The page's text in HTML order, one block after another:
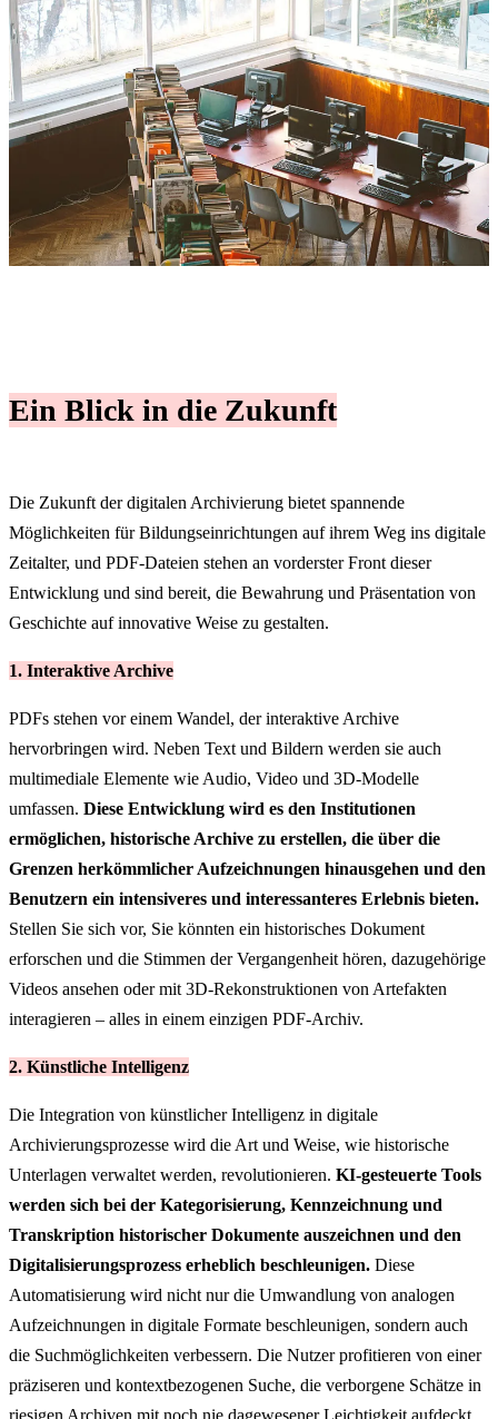
Ein Blick in die Zukunft
Die Zukunft der digitalen Archivierung bietet spannende
Möglichkeiten für Bildungseinrichtungen auf ihrem Weg ins digitale
Zeitalter, und PDF-Dateien stehen an vorderster Front dieser
Entwicklung und sind bereit, die Bewahrung und Präsentation von
Geschichte auf innovative Weise zu gestalten.
1. Interaktive Archive
PDFs stehen vor einem Wandel, der interaktive Archive
hervorbringen wird. Neben Text und Bildern werden sie auch
multimediale Elemente wie Audio, Video und 3D-Modelle
umfassen. Diese Entwicklung wird es den Institutionen
ermöglichen, historische Archive zu erstellen, die über die
Grenzen herkömmlicher Aufzeichnungen hinausgehen und den
Benutzern ein intensiveres und interessanteres Erlebnis bieten.
Stellen Sie sich vor, Sie könnten ein historisches Dokument
erforschen und die Stimmen der Vergangenheit hören, dazugehörige
Videos ansehen oder mit 3D-Rekonstruktionen von Artefakten
interagieren – alles in einem einzigen PDF-Archiv.
2. Künstliche Intelligenz
Die Integration von künstlicher Intelligenz in digitale
Archivierungsprozesse wird die Art und Weise, wie historische
Unterlagen verwaltet werden, revolutionieren. KI-gesteuerte Tools
werden sich bei der Kategorisierung, Kennzeichnung und
Transkription historischer Dokumente auszeichnen und den
Digitalisierungsprozess erheblich beschleunigen. Diese
Automatisierung wird nicht nur die Umwandlung von analogen
Aufzeichnungen in digitale Formate beschleunigen, sondern auch
die Suchmöglichkeiten verbessern. Die Nutzer profitieren von einer
präziseren und kontextbezogenen Suche, die verborgene Schätze in
riesigen Archiven mit noch nie dagewesener Leichtigkeit aufdeckt.